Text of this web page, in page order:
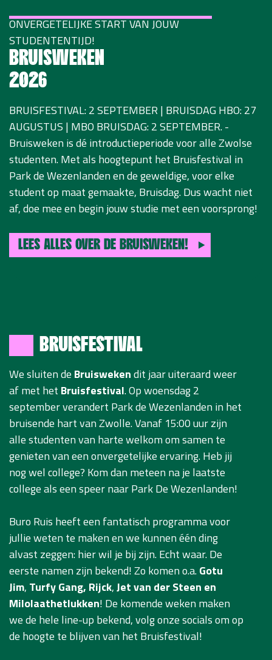
ONVERGETELIJKE START VAN JOUW
STUDENTENTIJD!
BRUISWEKEN
2026
BRUISFESTIVAL: 2 SEPTEMBER | BRUISDAG HBO: 27
AUGUSTUS | MBO BRUISDAG: 2 SEPTEMBER. -
Bruisweken is dé introductieperiode voor alle Zwolse
studenten. Met als hoogtepunt het Bruisfestival in
Park de Wezenlanden en de geweldige, voor elke
student op maat gemaakte, Bruisdag. Dus wacht niet
af, doe mee en begin jouw studie met een voorsprong!
LEES ALLES OVER DE BRUISWEKEN!
BRUISFESTIVAL
We sluiten de Bruiswekendit jaar uiteraard weer
af met het Bruisfestival. Op woensdag 2
september verandert Park de Wezenlanden in het
bruisende hart van Zwolle. Vanaf 15:00 uur zijn
alle studenten van harte welkom om samen te
genieten van een onvergetelijke ervaring. Heb jij
nog wel college? Kom dan meteen na je laatste
college als een speer naar Park De Wezenlanden!
Buro Ruis heeft een fantatisch programma voor
jullie weten te maken en we kunnen één ding
alvast zeggen: hier wil je bij zijn. Echt waar. De
eerste namen zijn bekend! Zo komen o.a.Gotu
Jim, Turfy Gang, Rijck,Jet van der Steen en
Milolaathetlukken! De komende weken maken
we de hele line-up bekend, volg onze socials om op
de hoogte te blijven van het Bruisfestival!